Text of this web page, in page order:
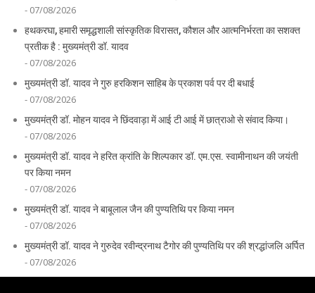
- 07/08/2026
हथकरघा, हमारी समृद्धशाली सांस्कृतिक विरासत, कौशल और आत्मनिर्भरता का सशक्त
प्रतीक है : मुख्यमंत्री डॉ. यादव
- 07/08/2026
मुख्यमंत्री डॉ. यादव ने गुरु हरकिशन साहिब के प्रकाश पर्व पर दी बधाई
- 07/08/2026
मुख्यमंत्री डॉ. मोहन यादव ने छिंदवाड़ा में आई टी आई में छात्राओ से संवाद किया।
- 07/08/2026
मुख्यमंत्री डॉ. यादव ने हरित क्रांति के शिल्पकार डॉ. एम.एस. स्वामीनाथन की जयंती
पर किया नमन
- 07/08/2026
मुख्यमंत्री डॉ. यादव ने बाबूलाल जैन की पुण्यतिथि पर किया नमन
- 07/08/2026
मुख्यमंत्री डॉ. यादव ने गुरुदेव रवीन्द्रनाथ टैगोर की पुण्यतिथि पर की श्रद्धांजलि अर्पित
- 07/08/2026